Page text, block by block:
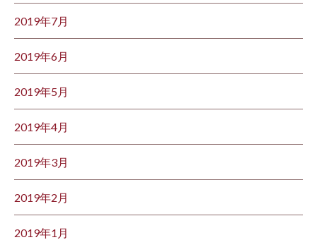
2019年7月
2019年6月
2019年5月
2019年4月
2019年3月
2019年2月
2019年1月